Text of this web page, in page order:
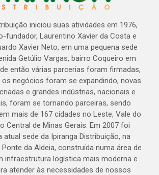
iniciou suas atividades em 1976,
fundador, Laurentino Xavier da Costa e
Xavier Neto, em uma pequena sede
Getúlio Vargas, bairro Coqueiro em
então várias parcerias foram firmadas,
os negócios foram se expandindo, novas
e grandes indústrias, nacionais e
foram se tornando parceiras, sendo
mais de 167 cidades no Leste, Vale do
Central de Minas Gerais. Em 2007 foi
atual sede da Ipiranga Distribuição, na
Ponte da Aldeia, construída numa área de
infraestrutura logística mais moderna e
atender às necessidades de nossos